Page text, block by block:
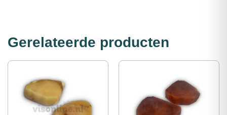
Gerelateerde producten